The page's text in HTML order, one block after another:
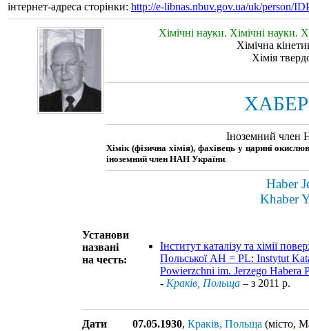
інтернет-адреса сторінки: http://e-libnas.nbuv.gov.ua/uk/person/
Хімічні науки. Хімічні науки.
Хімічна
Хімія
Іноземний член
Хімік (фізична хімія), фахівець у царині
іноземний член НАН України
Haber
Khaber
Установи
названі
на честь:
Інститут каталізу та хімії
Польської АН = PL: Instytut
Powierzchni im. Jerzego Habera
- Краків, Польща – з 2011 р.
Дати
07.05.1930, Краків, Польща (місто,